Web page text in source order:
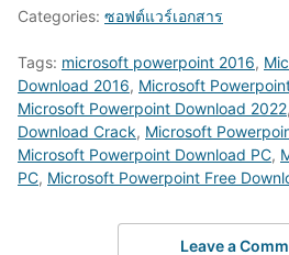
Categories: ซอฟต์แวร์เอกสาร
Tags: microsoft powerpoint 2016,
Download 2016, Microsoft
Microsoft Powerpoint Download 2022,
Download Crack, Microsoft
Microsoft Powerpoint Download PC,
PC, Microsoft Powerpoint Free
Leave a